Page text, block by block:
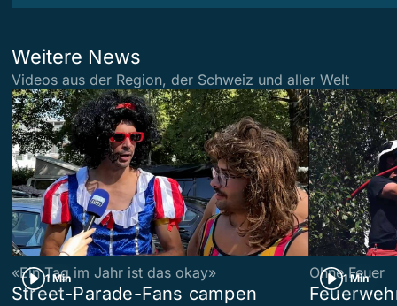
Weitere News
Videos aus der Region, der Schweiz und aller Welt
1 Min
«Ein Tag im Jahr ist das okay»
Street-Parade-Fans campen
1 Min
Ohne Feuer